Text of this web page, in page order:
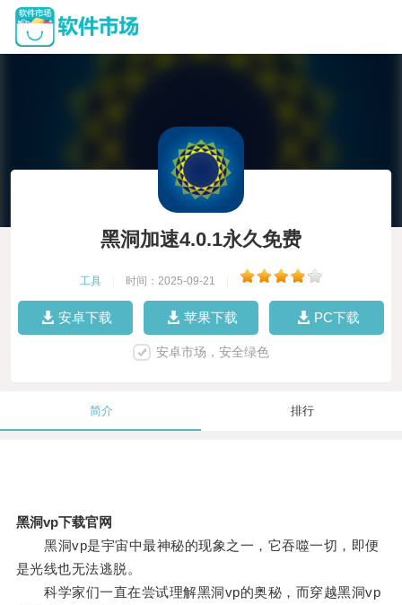
黑洞加速4.0.1永久免费
工具 时间：2025-09-21
安卓下载 苹果下载 PC下载
安卓市场，安全绿色
简介 排行
黑洞vp下载官网
黑洞vp是宇宙中最神秘的现象之一，它吞噬一切，即便
是光线也无法逃脱。
科学家们一直在尝试理解黑洞vp的奥秘，而穿越黑洞vp